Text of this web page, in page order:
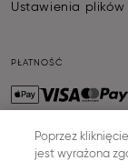
Ustawienia plików
PŁATNOŚĆ
WYSYŁKA
Poprzez
jest wyrażona